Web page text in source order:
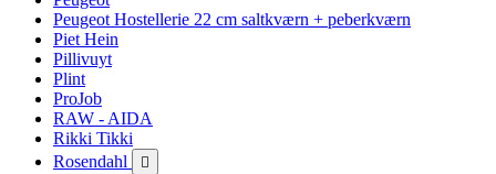
Peugeot Hostellerie 22 cm saltkværn + peberkværn
Piet Hein
Pillivuyt
Plint
ProJob
RAW - AIDA
Rikki Tikki
Rosendahl
